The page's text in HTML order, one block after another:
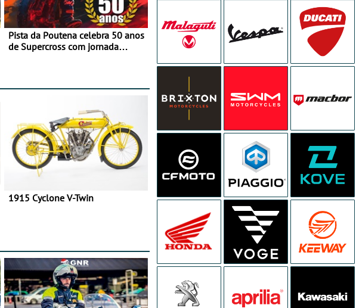
Pista da Poutena celebra 50 anos
de Supercross com jornada
1915 Cyclone V-Twin